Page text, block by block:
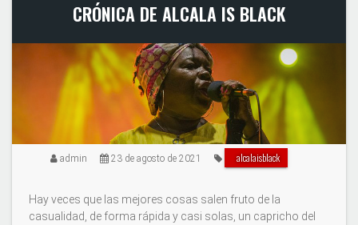
CRÓNICA DE ALCALA IS BLACK
admin 23 de agosto de 2021 alcalaisblack
Hay veces que las mejores cosas salen fruto de la
casualidad, de forma rápida y casi solas, un capricho del